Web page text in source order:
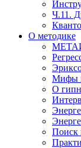
Ч.11.
О методике
Мифы
О
Поиск